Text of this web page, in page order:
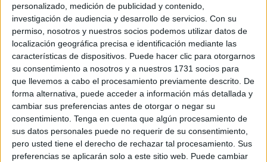
personalizado, medición de publicidad y contenido,
investigación de audiencia y desarrollo de servicios. Con su
permiso, nosotros y nuestros socios podemos utilizar datos de
localización geográfica precisa e identificación mediante las
características de dispositivos. Puede hacer clic para otorgarnos
su consentimiento a nosotros y a nuestros 1731 socios para
que llevemos a cabo el procesamiento previamente descrito. De
forma alternativa, puede acceder a información más detallada y
cambiar sus preferencias antes de otorgar o negar su
consentimiento. Tenga en cuenta que algún procesamiento de
sus datos personales puede no requerir de su consentimiento,
pero usted tiene el derecho de rechazar tal procesamiento. Sus
preferencias se aplicarán solo a este sitio web. Puede cambiar
Orgullo de un pueblo que nunca pierde
su humanidad
HACE 3 MINUTOS
Aplazado el amistoso entre el Ittihad de
Tánger y el FC Barcelona
HACE 26 MINUTOS
El PP denuncia en el Parlamento Europeo
la "inacción" de Sánchez ante la crisis de
Ceuta
HACE 40 MINUTOS